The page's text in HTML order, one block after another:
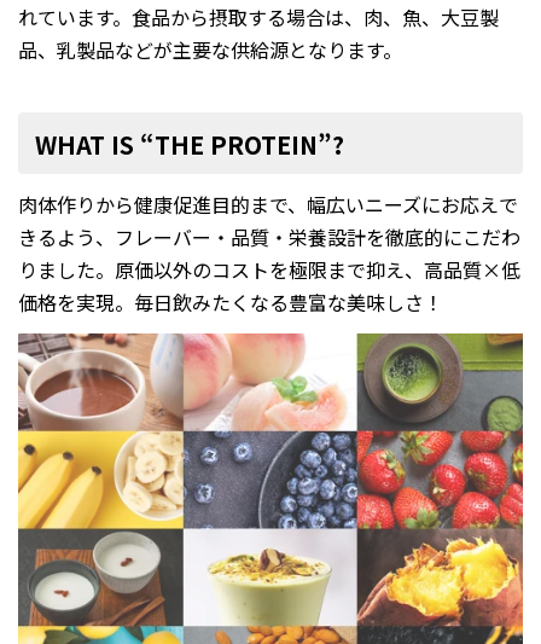
れています。食品から摂取する場合は、肉、魚、大豆製
品、乳製品などが主要な供給源となります。
WHAT IS “THE PROTEIN”?
肉体作りから健康促進目的まで、幅広いニーズにお応えで
きるよう、フレーバー・品質・栄養設計を徹底的にこだわ
りました。原価以外のコストを極限まで抑え、高品質×低
価格を実現。毎日飲みたくなる豊富な美味しさ！